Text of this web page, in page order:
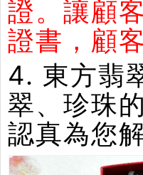
證。讓顧
證書，顧
4. 東方翡
翠、珍珠
認真為您解